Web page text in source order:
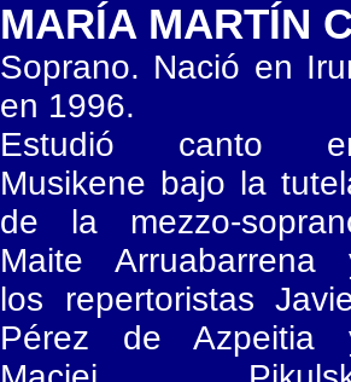
MARÍA MARTÍN
Soprano. Nació en
en 1996.
Estudió canto
Musikene bajo la
de la mezzo-
Maite Arruabarrena
los repertoristas
Pérez de Azpeitia